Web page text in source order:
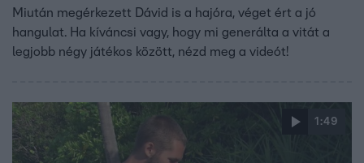
Miután megérkezett Dávid is a hajóra, véget ért a jó
hangulat. Ha kíváncsi vagy, hogy mi generálta a vitát a
legjobb négy játékos között, nézd meg a videót!
1:49